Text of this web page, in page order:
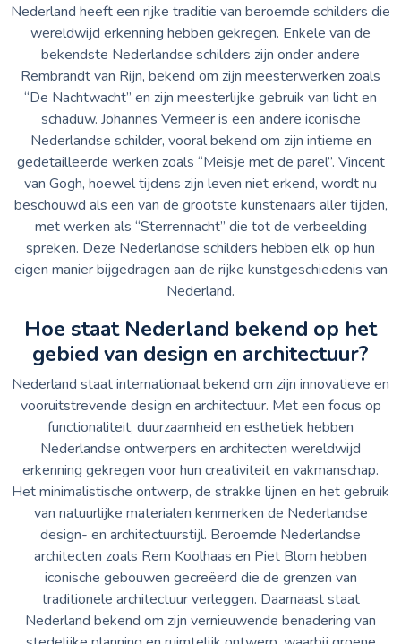
Nederland heeft een rijke traditie van beroemde schilders die
wereldwijd erkenning hebben gekregen. Enkele van de
bekendste Nederlandse schilders zijn onder andere
Rembrandt van Rijn, bekend om zijn meesterwerken zoals
“De Nachtwacht” en zijn meesterlijke gebruik van licht en
schaduw. Johannes Vermeer is een andere iconische
Nederlandse schilder, vooral bekend om zijn intieme en
gedetailleerde werken zoals “Meisje met de parel”. Vincent
van Gogh, hoewel tijdens zijn leven niet erkend, wordt nu
beschouwd als een van de grootste kunstenaars aller tijden,
met werken als “Sterrennacht” die tot de verbeelding
spreken. Deze Nederlandse schilders hebben elk op hun
eigen manier bijgedragen aan de rijke kunstgeschiedenis van
Nederland.
Hoe staat Nederland bekend op het
gebied van design en architectuur?
Nederland staat internationaal bekend om zijn innovatieve en
vooruitstrevende design en architectuur. Met een focus op
functionaliteit, duurzaamheid en esthetiek hebben
Nederlandse ontwerpers en architecten wereldwijd
erkenning gekregen voor hun creativiteit en vakmanschap.
Het minimalistische ontwerp, de strakke lijnen en het gebruik
van natuurlijke materialen kenmerken de Nederlandse
design- en architectuurstijl. Beroemde Nederlandse
architecten zoals Rem Koolhaas en Piet Blom hebben
iconische gebouwen gecreëerd die de grenzen van
traditionele architectuur verleggen. Daarnaast staat
Nederland bekend om zijn vernieuwende benadering van